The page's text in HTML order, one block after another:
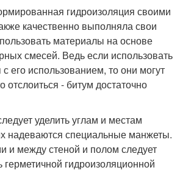
гидроизоляция своими
качественно выполняла свои
материалы на основе
смесей. Ведь если использовать
его использованием, то они могут
отслоиться - битум достаточно
уделить углам и местам
надеваются специальные манжеты.
и между стеной и полом следует
герметичной гидроизоляционной